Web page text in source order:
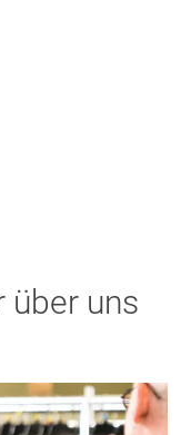
über uns